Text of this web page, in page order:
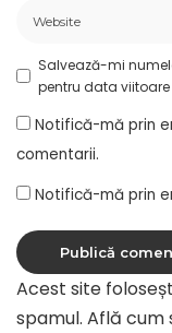
Salvează-mi
pentru data
Notifică-mă prin
comentarii.
Notifică-mă prin
Acest site
spamul. Află cum